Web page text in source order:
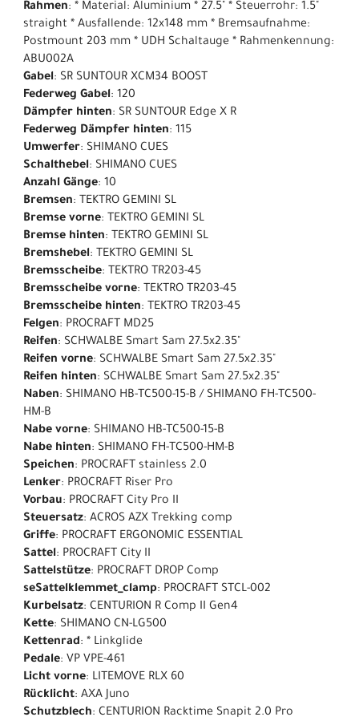
Rahmen: * Material: Aluminium * 27.5" * Steuerrohr: 1.5"
straight * Ausfallende: 12x148 mm * Bremsaufnahme:
Postmount 203 mm * UDH Schaltauge * Rahmenkennung:
ABU002A
Gabel: SR SUNTOUR XCM34 BOOST
Federweg Gabel: 120
Dämpfer hinten: SR SUNTOUR Edge X R
Federweg Dämpfer hinten: 115
Umwerfer: SHIMANO CUES
Schalthebel: SHIMANO CUES
Anzahl Gänge: 10
Bremsen: TEKTRO GEMINI SL
Bremse vorne: TEKTRO GEMINI SL
Bremse hinten: TEKTRO GEMINI SL
Bremshebel: TEKTRO GEMINI SL
Bremsscheibe: TEKTRO TR203-45
Bremsscheibe vorne: TEKTRO TR203-45
Bremsscheibe hinten: TEKTRO TR203-45
Felgen: PROCRAFT MD25
Reifen: SCHWALBE Smart Sam 27.5x2.35"
Reifen vorne: SCHWALBE Smart Sam 27.5x2.35"
Reifen hinten: SCHWALBE Smart Sam 27.5x2.35"
Naben: SHIMANO HB-TC500-15-B / SHIMANO FH-TC500-
HM-B
Nabe vorne: SHIMANO HB-TC500-15-B
Nabe hinten: SHIMANO FH-TC500-HM-B
Speichen: PROCRAFT stainless 2.0
Lenker: PROCRAFT Riser Pro
Vorbau: PROCRAFT City Pro II
Steuersatz: ACROS AZX Trekking comp
Griffe: PROCRAFT ERGONOMIC ESSENTIAL
Sattel: PROCRAFT City II
Sattelstütze: PROCRAFT DROP Comp
seSattelklemmet_clamp: PROCRAFT STCL-002
Kurbelsatz: CENTURION R Comp II Gen4
Kette: SHIMANO CN-LG500
Kettenrad: * Linkglide
Pedale: VP VPE-461
Licht vorne: LITEMOVE RLX 60
Rücklicht: AXA Juno
Schutzblech: CENTURION Racktime Snapit 2.0 Pro